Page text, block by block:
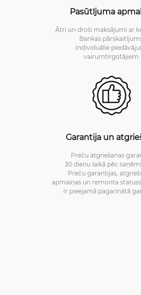
Pasūtījuma
Ātri un droši maksājumi ar
Bankas
Individuālie
vairumtirgotājiem.
Garantija un
Preču atgriešanas
30 dienu laikā pēc
Preču garantijas,
apmaiņas un remonta statuss
Ir pieejamā pagarinātā